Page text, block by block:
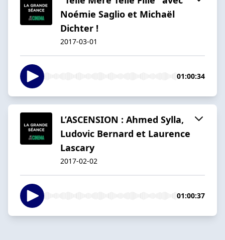
Noémie Saglio et Michaël
Dichter !
2017-03-01
01:00:34
L’ASCENSION : Ahmed Sylla,
Ludovic Bernard et Laurence
Lascary
2017-02-02
01:00:37